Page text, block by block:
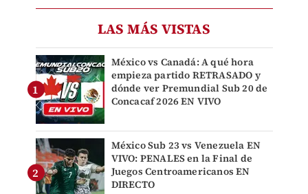
LAS MÁS VISTAS
México vs Canadá: A qué hora
empieza partido RETRASADO y
dónde ver Premundial Sub 20 de
Concacaf 2026 EN VIVO
México Sub 23 vs Venezuela EN
VIVO: PENALES en la Final de
Juegos Centroamericanos EN
DIRECTO